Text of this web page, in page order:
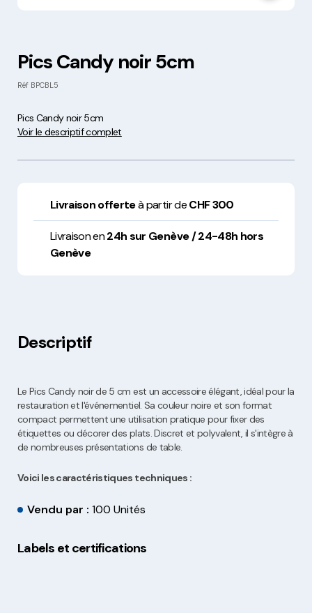
Pics Candy noir 5cm
Réf BPCBL5
Pics Candy noir 5cm
Voir le descriptif complet
Livraison offerteà partir deCHF 300
Livraison en24h sur Genève / 24-48h hors
Genève
Descriptif
Le Pics Candy noir de 5 cm est un accessoire élégant, idéal pour la
restauration et l'événementiel. Sa couleur noire et son format
compact permettent une utilisation pratique pour fixer des
étiquettes ou décorer des plats. Discret et polyvalent, il s'intègre à
de nombreuses présentations de table.
Voici les caractéristiques techniques :
Vendu par : 100 Unités
Labels et certifications